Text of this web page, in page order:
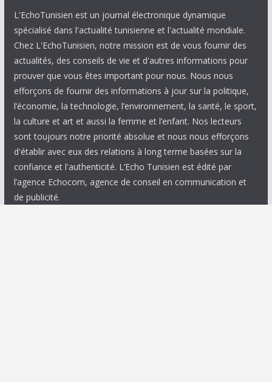
L'EchoTunisien est un journal électronique dynamique
spécialisé dans l'actualité tunisienne et l'actualité mondiale.
Chez L'EchoTunisien, notre mission est de vous fournir des
actualités, des conseils de vie et d'autres informations pour
prouver que vous êtes important pour nous. Nous nous
efforçons de fournir des informations à jour sur la politique,
l’économie, la technologie, l’environnement, la santé, le sport,
la culture et art et aussi la femme et l’enfant. Nos lecteurs
sont toujours notre priorité absolue et nous nous efforçons
d'établir avec eux des relations à long terme basées sur la
confiance et l'authenticité. L’Echo Tunisien est édité par
l’agence Echocom, agence de conseil en communication et
de publicité.